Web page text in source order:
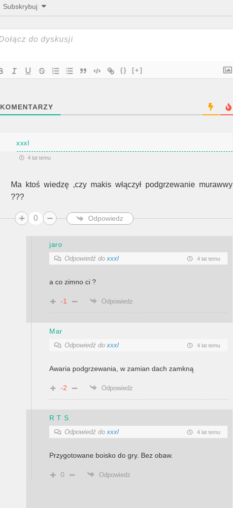
Subskrybuj
{} [+]
KOMENTARZY
xxxl
4 lat temu
Ma ktoś wiedzę ,czy makis włączył podgrzewanie murawwy
???
0 Odpowiedz
jaro
Odpowiedź doxxxl 4 lat temu
a co zimno ci ?
-1 Odpowiedz
Mar
Odpowiedź doxxxl 4 lat temu
Awaria podgrzewania, w zamian dach zamkną
-2 Odpowiedz
R T S
Odpowiedź doxxxl 4 lat temu
Przygotowane boisko do gry. Bez obaw.
0 Odpowiedz